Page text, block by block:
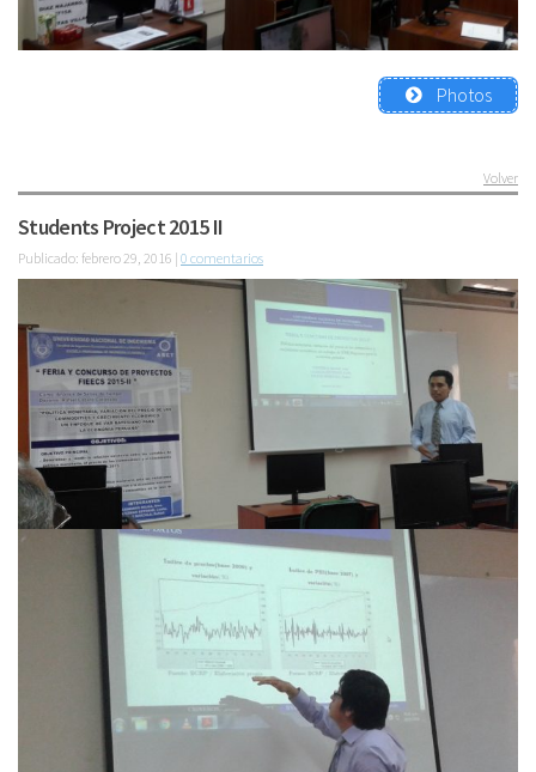
Photos
Volver
Students Project 2015 II
Publicado: febrero 29, 2016 | 0 comentarios